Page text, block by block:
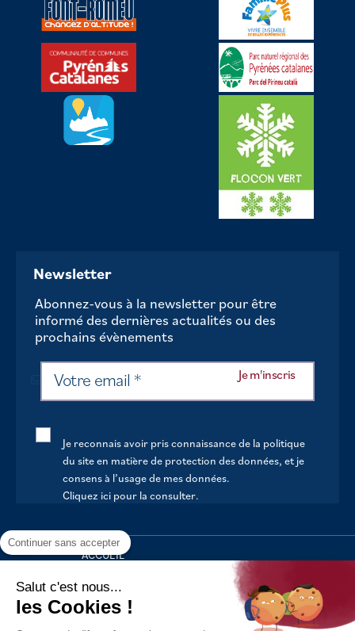
Newsletter
Abonnez-vous à la newsletter pour être
informé des dernières actualités ou des
prochains évènements
Je reconnais avoir pris connaissance de la politique
du site en matière de protection des données, et je
consens à l’usage de mes données.
Cliquez ici pour la consulter.
ACCUEIL
VOTRE MAIRIE
VOTRE QUOTIDIEN
Continuer sans accepter
Salut c'est nous...
les Cookies !